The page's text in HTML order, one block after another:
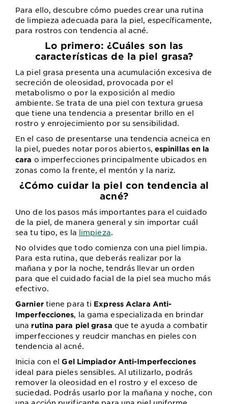
Para ello, descubre cómo puedes crear una rutina
de limpieza adecuada para la piel, específicamente,
para rostros con tendencia al acné.
Lo primero: ¿Cuáles son las
características de la piel grasa?
La piel grasa presenta una acumulación excesiva de
secreción de oleosidad, provocada por el
metabolismo o por la exposición al medio
ambiente. Se trata de una piel con textura gruesa
que tiene una tendencia a presentar brillo en el
rostro y enrojecimiento por su sensibilidad.
En el caso de presentarse una tendencia acneica en
la piel, puedes notar poros abiertos, espinillas en la
cara o imperfecciones principalmente ubicados en
zonas como la frente, el mentón y la nariz.
¿Cómo cuidar la piel con tendencia al
acné?
Uno de los pasos más importantes para el cuidado
de la piel, de manera general y sin importar cuál
sea tu tipo, es la limpieza.
No olvides que todo comienza con una piel limpia.
Para esta rutina, que deberás realizar por la
mañana y por la noche, tendrás llevar un orden
para que el cuidado facial de la piel sea mucho más
efectivo.
Garniertiene para ti Express Aclara Anti-
Imperfecciones, la gama especializada en brindar
una rutina para piel grasa que te ayuda a combatir
imperfecciones y reudcir manchas en pieles con
tendencia al acné.
Inicia con elGel Limpiador Anti-Imperfecciones
ideal para pieles sensibles. Al utilizarlo, podrás
remover la oleosidad en el rostro y el exceso de
suciedad. Podrás usarlo por la mañana y noche, con